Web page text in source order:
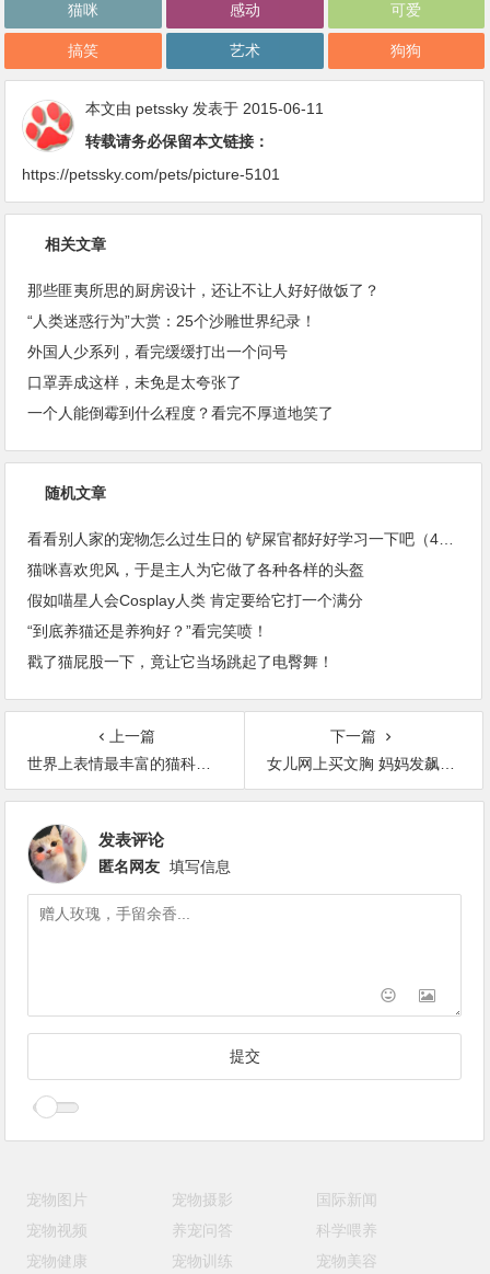
猫咪 感动 可爱
搞笑 艺术 狗狗
本文由 petssky 发表于 2015-06-11
转载请务必保留本文链接：
https://petssky.com/pets/picture-5101
相关文章
那些匪夷所思的厨房设计，还让不让人好好做饭了？
“人类迷惑行为”大赏：25个沙雕世界纪录！
外国人少系列，看完缓缓打出一个问号
口罩弄成这样，未免是太夸张了
一个人能倒霉到什么程度？看完不厚道地笑了
随机文章
看看别人家的宠物怎么过生日的 铲屎官都好好学习一下吧（40张）
猫咪喜欢兜风，于是主人为它做了各种各样的头盔
假如喵星人会Cosplay人类 肯定要给它打一个满分
“到底养猫还是养狗好？”看完笑喷！
戳了猫屁股一下，竟让它当场跳起了电臀舞！
上一篇
世界上表情最丰富的猫科动物——兔狲（帕拉斯猫）
下一篇
女儿网上买文胸 妈妈发飙用猫咪照片给差评
发表评论
匿名网友 填写信息
宠物图片 宠物摄影
国际新闻
宠物视频
养宠问答
科学喂养
宠物健康
宠物训练 宠物美容